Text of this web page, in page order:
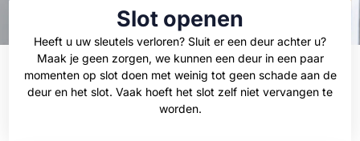
Slot openen
Heeft u uw sleutels verloren? Sluit er een deur achter u?
Maak je geen zorgen, we kunnen een deur in een paar
momenten op slot doen met weinig tot geen schade aan de
deur en het slot. Vaak hoeft het slot zelf niet vervangen te
worden.